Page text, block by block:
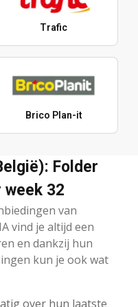
Trafic
Brico Plan-it
Folder
week 32
van
vind je altijd een
en dankzij hun
kun je ook wat
over hun laatste